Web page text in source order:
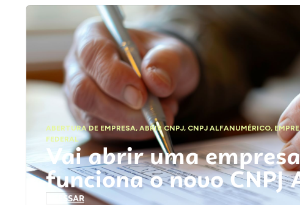
ABERTURA DE EMPRESA,ABRIR CNPJ, CNPJ ALFANUMÉRICO,
FEDERAL
Vai abrir uma
funciona o novo
ACESSAR